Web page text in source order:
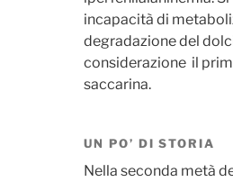
incapacità di
degradazione del
considerazione il
saccarina.
UN PO’ DI STORIA
Nella seconda metà